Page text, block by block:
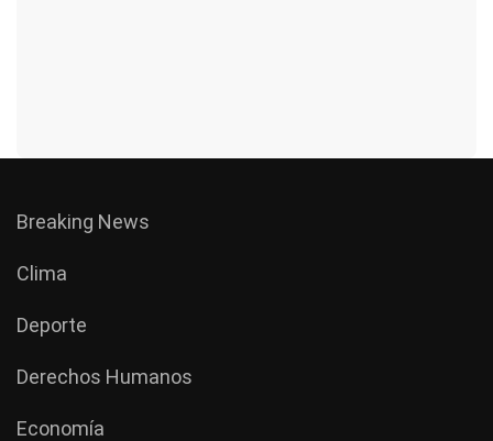
Breaking News
Clima
Deporte
Derechos Humanos
Economía